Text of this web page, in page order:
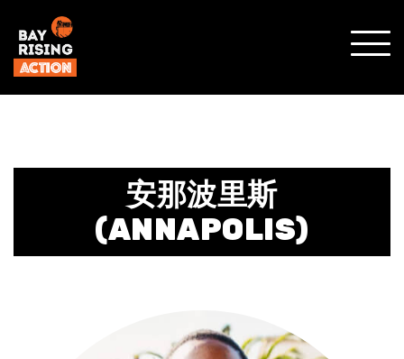
安那波里斯
(ANNAPOLIS)